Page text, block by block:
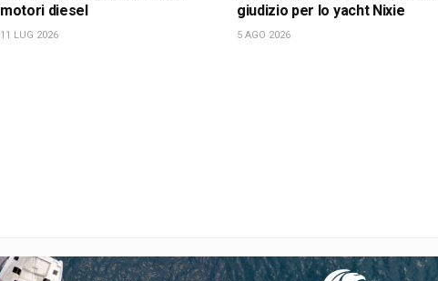
motori diesel
11 LUG 2026
giudizio per lo yacht Nixie
5 AGO 2026